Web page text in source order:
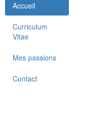
Accueil
Curriculum
Vitae
Mes passions
Contact